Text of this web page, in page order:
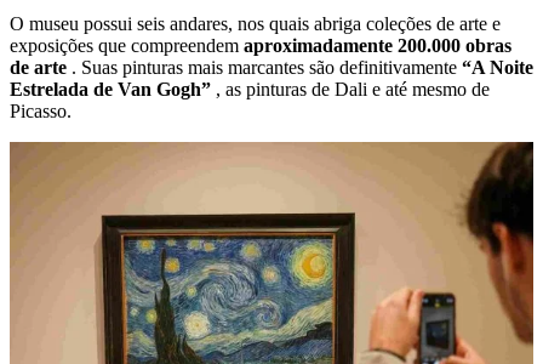
O museu possui seis andares, nos quais abriga coleções de arte e
exposições que compreendem aproximadamente 200.000 obras
de arte . Suas pinturas mais marcantes são definitivamente “A Noite
Estrelada de Van Gogh” , as pinturas de Dali e até mesmo de
Picasso.